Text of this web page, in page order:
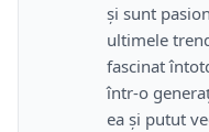
și sunt
ultimele
fascinat
într-o
ea și putut